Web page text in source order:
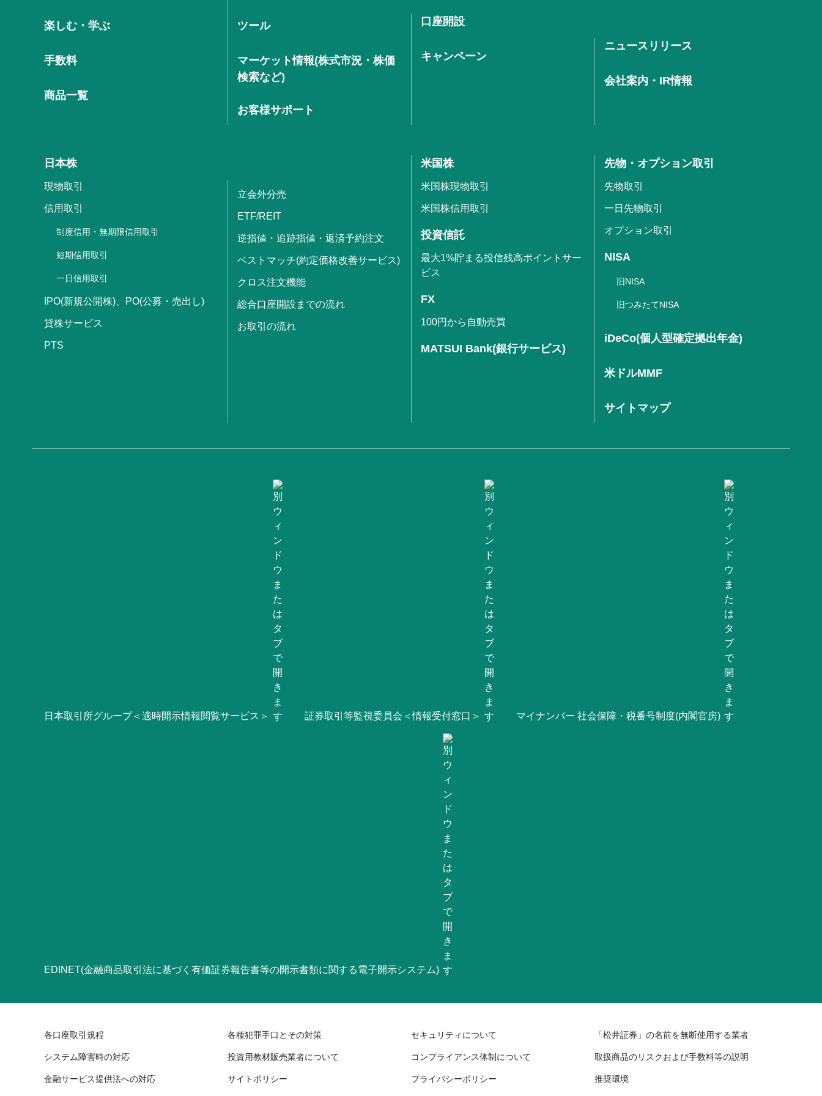
楽しむ・学ぶ
手数料
商品一覧
ツール
マーケット情報(株式市況・株価
検索など)
お客様サポート
口座開設
キャンペーン
ニュースリリース
会社案内・IR情報
日本株
現物取引
信用取引
制度信用・無期限信用取引
短期信用取引
一日信用取引
IPO(新規公開株)、PO(公募・売出し)
貸株サービス
PTS
立会外分売
ETF/REIT
逆指値・追跡指値・返済予約注文
ベストマッチ(約定価格改善サービス)
クロス注文機能
総合口座開設までの流れ
お取引の流れ
米国株
米国株現物取引
米国株信用取引
投資信託
最大1%貯まる投信残高ポイントサー
ビス
FX
100円から自動売買
MATSUI Bank(銀行サービス)
先物・オプション取引
先物取引
一日先物取引
オプション取引
NISA
旧NISA
旧つみたてNISA
iDeCo(個人型確定拠出年金)
米ドルMMF
サイトマップ
日本取引所グループ＜適時開示情報閲覧サービス＞ 証券取引等監視委員会＜情報受付窓口＞ マイナンバー 社会保障・税番号制度(内閣官房)
EDINET(金融商品取引法に基づく有価証券報告書等の開示書類に関する電子開示システム)
各口座取引規程 各種犯罪手口とその対策 セキュリティについて 「松井証券」の名前を無断使用する業者
システム障害時の対応 投資用教材販売業者について コンプライアンス体制について 取扱商品のリスクおよび手数料等の説明
金融サービス提供法への対応 サイトポリシー プライバシーポリシー 推奨環境